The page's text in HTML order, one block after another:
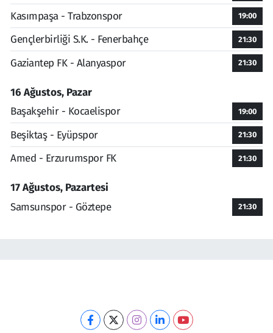
Kasımpaşa - Trabzonspor 19:00
Gençlerbirliği S.K. - Fenerbahçe 21:30
Gaziantep FK - Alanyaspor 21:30
16 Ağustos, Pazar
Başakşehir - Kocaelispor
19:00
Beşiktaş - Eyüpspor 21:30
Amed - Erzurumspor FK 21:30
17 Ağustos, Pazartesi
Samsunspor - Göztepe
21:30